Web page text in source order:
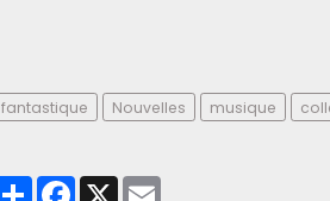
fantastique Nouvelles musique
PartagerFacebook
X